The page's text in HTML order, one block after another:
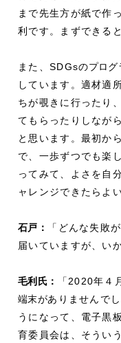
まで先生方が紙で作
利です。まずできる
また、SDGsのプログ
しています。適材適
ちが覗きに行ったり
てもらったりしなが
と思います。最初か
で、一歩ずつでも楽
ってみて、よさを自
ャレンジできたらよ
石戸：
「どんな失敗
届いていますが、い
毛利 氏： 「2020年４
端末がありませんで
うになって、電子黒
育委員会は、そうい